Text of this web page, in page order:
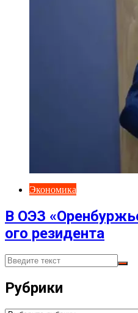
Экономика
В ОЭЗ
ого резидента
Рубрики